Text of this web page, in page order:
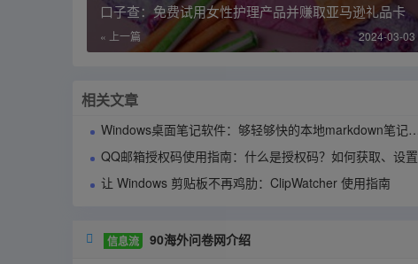
口子查：免费试用女性护理产品并赚取亚马逊礼品卡
« 上一篇 2024-03-03
相关文章
Windows桌面笔记软件：够轻够快的本地markdown笔记应用90notes使用指南
QQ邮箱授权码使用指南：什么是授权码？如何获取、设置与管理？
让 Windows 剪贴板不再鸡肋：ClipWatcher 使用指南
信息流 90海外问卷网介绍
